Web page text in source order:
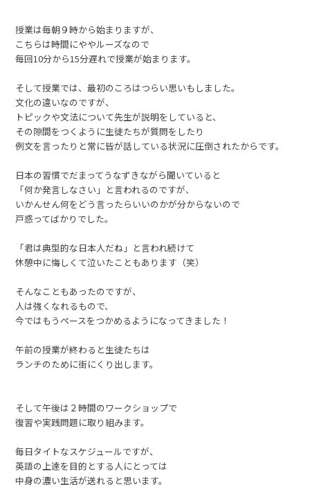
授業は毎朝９時から始まりますが、
こちらは時間にややルーズなので
毎回10分から15分遅れで授業が始まります。
そして授業では、最初のころはつらい思いもしました。
文化の違いなのですが、
トピックや文法について先生が説明をしていると、
その隙間をつくように生徒たちが質問をしたり
例文を言ったりと常に皆が話している状況に圧倒されたからです。
日本の習慣でだまってうなずきながら聞いていると
「何か発言しなさい」と言われるのですが、
いかんせん何をどう言ったらいいのかが分からないので
戸惑ってばかりでした。
「君は典型的な日本人だね」と言われ続けて
休憩中に悔しくて泣いたこともあります（笑）
そんなこともあったのですが、
人は強くなれるもので、
今ではもうペースをつかめるようになってきました！
午前の授業が終わると生徒たちは
ランチのために街にくり出します。
そして午後は２時間のワークショップで
復習や実践問題に取り組みます。
毎日タイトなスケジュールですが、
英語の上達を目的とする人にとっては
中身の濃い生活が送れると思います。